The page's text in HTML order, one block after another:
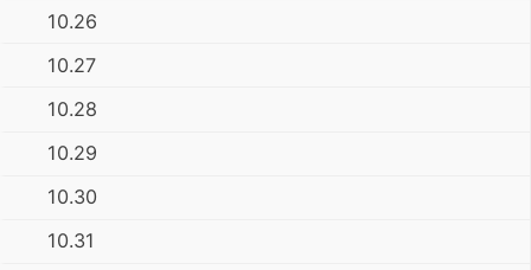
10.26
10.27
10.28
10.29
10.30
10.31